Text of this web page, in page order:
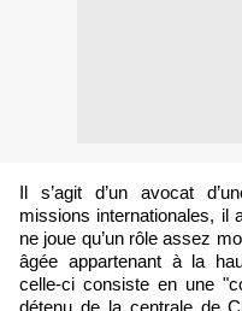
Il s’agit d’un avocat
missions internationales, il
ne joue qu’un rôle assez
âgée appartenant à la
celle-ci consiste en une